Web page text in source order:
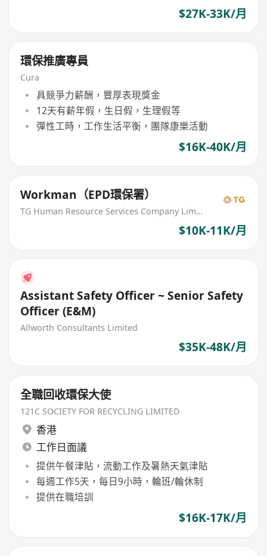
$27K-33K/月
環保推廣專員
Cura
具競爭力薪酬，豐厚表現獎金
12天有薪年假，生日假，生理假等
彈性工時，工作生活平衡，團隊康樂活動
$16K-40K/月
Workman（EPD環保署）
TG Human Resource Services Company Limited
$10K-11K/月
Assistant Safety Officer ~ Senior Safety
Officer (E&M)
Allworth Consultants Limited
$35K-48K/月
全職回收環保大使
121C SOCIETY FOR RECYCLING LIMITED
香港
工作日面議
提供午餐津貼，流動工作及暑熱天氣津貼
每週工作5天，每日9小時，輪班/輪休制
提供在職培訓
$16K-17K/月